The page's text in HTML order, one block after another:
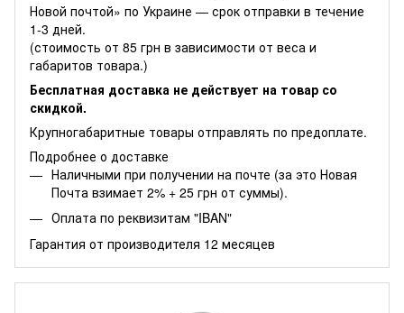
Новой почтой» по Украине — срок отправки в течение
1-3 дней.
(стоимость от 85 грн в зависимости от веса и
габаритов товара.)
Бесплатная доставка не действует на товар со
скидкой.
Крупногабаритные товары отправлять по предоплате.
Подробнее о доставке
Наличными при получении на почте (за это Новая
Почта взимает 2% + 25 грн от суммы).
Оплата по реквизитам "IBAN"
Гарантия от производителя 12 месяцев